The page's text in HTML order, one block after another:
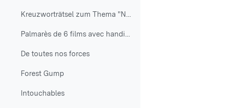
Kreuzworträtsel zum Thema "Normalität"
Palmarès de 6 films avec handicap
De toutes nos forces
Forest Gump
Intouchables